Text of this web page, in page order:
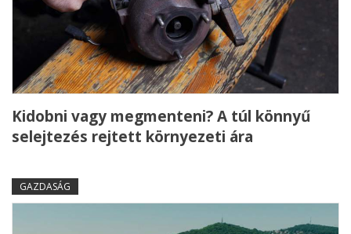
Kidobni vagy megmenteni? A túl könnyű
selejtezés rejtett környezeti ára
GAZDASÁG